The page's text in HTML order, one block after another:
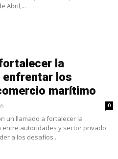
Abril,...
la
enfrentar los
marítimo
0
un llamado a fortalecer la
entre autoridades y sector privado
a los desafíos...